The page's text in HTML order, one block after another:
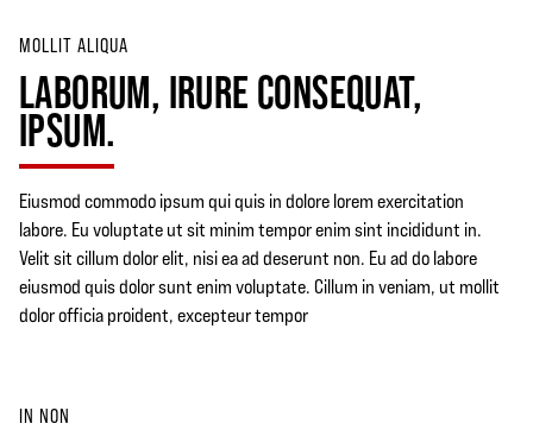
MOLLIT ALIQUA
LABORUM, IRURE CONSEQUAT,
IPSUM.
Eiusmod commodo ipsum qui quis in dolore lorem exercitation
labore. Eu voluptate ut sit minim tempor enim sint incididunt in.
Velit sit cillum dolor elit, nisi ea ad deserunt non. Eu ad do labore
eiusmod quis dolor sunt enim voluptate. Cillum in veniam, ut mollit
dolor officia proident, excepteur tempor
IN NON